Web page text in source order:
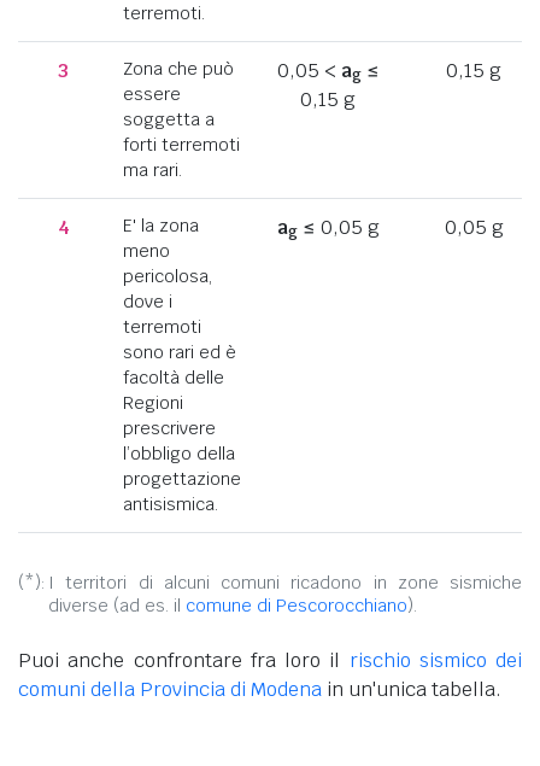
terremoti.
3
Zona che può
essere
soggetta a
forti terremoti
ma rari.
0,05 < ag≤
0,15 g
0,15 g
4
E' la zona
meno
pericolosa,
dove i
terremoti
sono rari ed è
facoltà delle
Regioni
prescrivere
l’obbligo della
progettazione
antisismica.
ag≤ 0,05 g 0,05 g
(*): I territori di alcuni comuni ricadono in zone sismiche
diverse (ad es. il comune di Pescorocchiano).
Puoi anche confrontare fra loro il rischio sismico dei
comuni della Provincia di Modena in un'unica tabella.